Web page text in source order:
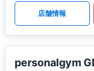
店舗情報
personalgym